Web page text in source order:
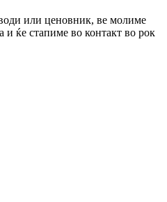
или ценовник, ве молиме
и ќе стапиме во контакт во рок